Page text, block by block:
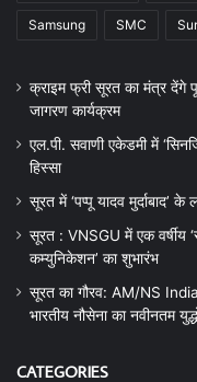
Samsung SMC
क्राइम फ्री सूरत का मंत्र देंगे
जागरण कार्यक्रम
एल.पी. सवाणी एकेडमी में
हिस्सा
सूरत में ‘पप्पू यादव मुर्दाबाद’ के
सूरत : VNSGU में एक वर्षीय
कम्युनिकेशन’ का शुभारंभ
सूरत का गौरव: AM/NS India
भारतीय नौसेना का नवीनतम
CATEGORIES